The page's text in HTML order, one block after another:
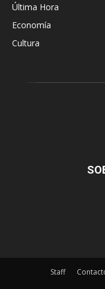
Última Hora
Economía
Cultura
Staff